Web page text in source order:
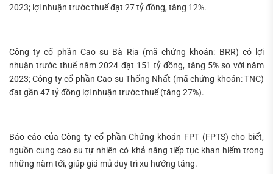
2023; lợi nhuận trước thuế đạt 27 tỷ đồng, tăng 12%.
Công ty cổ phần Cao su Bà Rịa (mã chứng khoán: BRR) có lợi
nhuận trước thuế năm 2024 đạt 151 tỷ đồng, tăng 5% so với năm
2023; Công ty cổ phần Cao su Thống Nhất (mã chứng khoán: TNC)
đạt gần 47 tỷ đồng lợi nhuận trước thuế (tăng 27%).
Báo cáo của Công ty cổ phần Chứng khoán FPT (FPTS) cho biết,
nguồn cung cao su tự nhiên có khả năng tiếp tục khan hiếm trong
những năm tới, giúp giá mủ duy trì xu hướng tăng.